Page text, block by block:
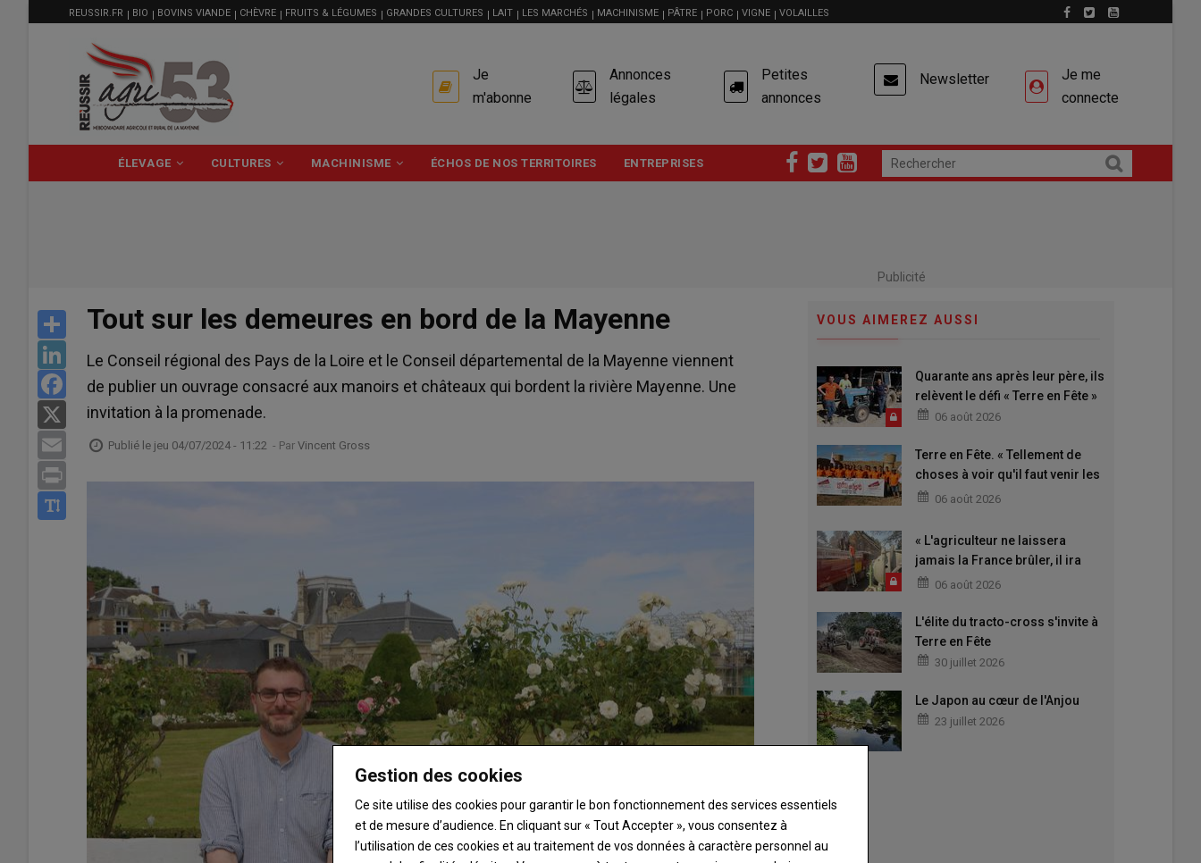
MENU
FILIÈRE
REUSSIR.FR BIO BOVINS VIANDE CHÈVRE FRUITS & LÉGUMES GRANDES CULTURES LAIT LES MARCHÉS MACHINISME PÂTRE PORC VIGNE VOLAILLES
USER
ACCOUNT
MENU
Je
m'abonne
Annonces
légales
Petites
annonces
Newsletter
Je me
connecte
PRINCIPALE
ÉLEVAGE CULTURES MACHINISME ÉCHOS DE NOS TERRITOIRES ENTREPRISES
Publicité
LinkedIn
Facebook
Email
Tout sur les demeures en bord de la Mayenne
Le Conseil régional des Pays de la Loire et le Conseil départemental de la Mayenne viennent
de publier un ouvrage consacré aux manoirs et châteaux qui bordent la rivière Mayenne. Une
invitation à la promenade.
Publié le jeu 04/07/2024 - 11:22 - Par Vincent Gross
VOUS AIMEREZ AUSSI
Quarante ans après leur père, ils
relèvent le défi « Terre en Fête »
06 août 2026
Terre en Fête. « Tellement de
choses à voir qu'il faut venir les
deux jours »
06 août 2026
« L'agriculteur ne laissera
jamais la France brûler, il ira
aider »06 août 2026
L'élite du tracto-cross s'invite à
Terre en Fête
30 juillet 2026
Le Japon au cœur de l'Anjou
23 juillet 2026
Gestion des cookies
Ce site utilise des cookies pour garantir le bon fonctionnement des services essentiels
et de mesure d’audience. En cliquant sur « Tout Accepter », vous consentez à
l’utilisation de ces cookies et au traitement de vos données à caractère personnel au